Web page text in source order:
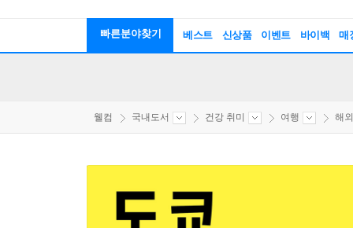
빠른분야찾기 베스트 신상품 이벤트 바이백 매
웰컴 국내도서 건강 취미 여행 해